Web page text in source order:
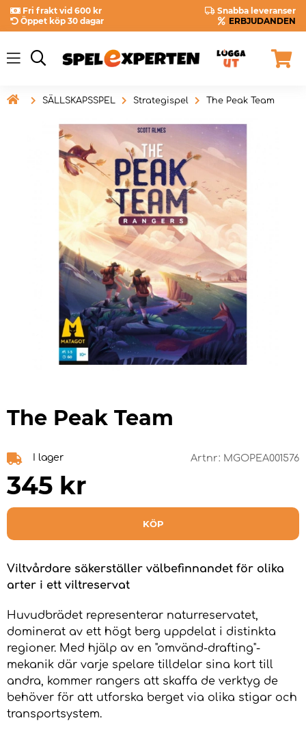
Fri frakt vid 600 kr
Snabba leveranser
Öppet köp 30 dagar
ERBJUDANDEN
 SÄLLSKAPSSPEL Strategispel The Peak Team
The Peak Team
I lager Artnr: MGOPEA001576
345 kr
KÖP
Viltvårdare säkerställer välbefinnandet för olika
arter i ett viltreservat
Huvudbrädet representerar naturreservatet,
dominerat av ett högt berg uppdelat i distinkta
regioner. Med hjälp av en "omvänd-drafting"-
mekanik där varje spelare tilldelar sina kort till
andra, kommer rangers att skaffa de verktyg de
behöver för att utforska berget via olika stigar och
transportsystem.